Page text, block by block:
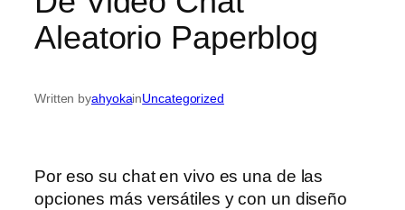
Aleatorio Paperblog
Written byahyokainUncategorized
Por eso su chat en vivo es una de las
opciones más versátiles y con un diseño